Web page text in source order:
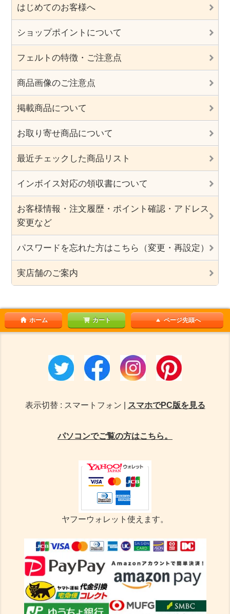
はじめてのお客様へ
ショップポイントについて
フェルトの特徴・ご注意点
商品画像のご注意点
掲載商品について
お取り寄せ商品について
最近チェックした商品リスト
インボイス対応の領収書について
お客様情報・注文履歴・ポイント確認・アドレス
変更など
パスワードを忘れた方はこちら（変更・再設定）
実店舗のご案内
ホーム カート ページ先頭へ
表示切替 : スマートフォン | スマホでPC版を見る
パソコンでご覧の方はこちら。
ヤフーウォレット使えます。